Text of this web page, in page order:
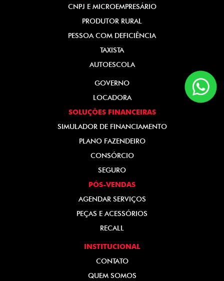
CNPJ E MICROEMPRESÁRIO
PRODUTOR RURAL
PESSOA COM DEFICIÊNCIA
TAXISTA
AUTOESCOLA
GOVERNO
LOCADORA
SOLUÇÕES FINANCEIRAS
SIMULADOR DE FINANCIAMENTO
PLANO FAZENDEIRO
CONSÓRCIO
SEGURO
PÓS-VENDAS
AGENDAR SERVIÇOS
PEÇAS E ACESSÓRIOS
RECALL
INSTITUCIONAL
CONTATO
QUEM SOMOS